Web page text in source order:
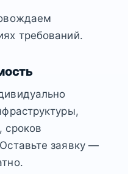
требований.
сроков
заявку —